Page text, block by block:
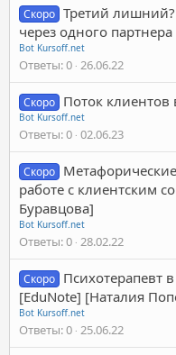
Скоро Третий лишний?
через одного
Bot Kursoff.net
Ответы 0 26.06.22
Скоро Поток клиентов
Bot Kursoff.net
Ответы 0 02.06.23
Скоро
работе с клиентским
Буравцова]
Bot Kursoff.net
Ответы 0 28.02.22
Скоро Психотерапевт
[EduNote] [Наталия
Bot Kursoff.net
Ответы 0 25.06.22